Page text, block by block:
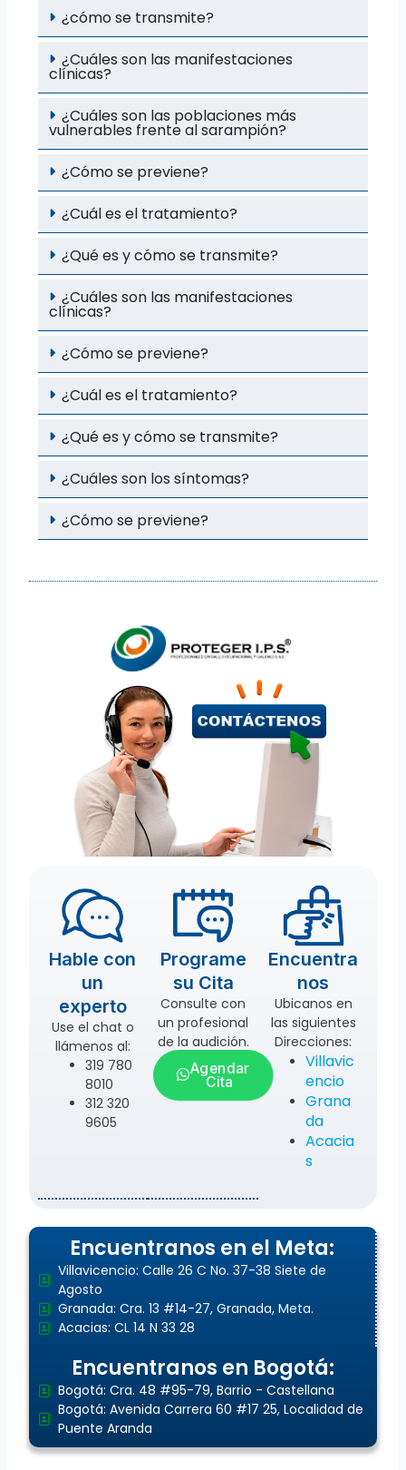
¿cómo se transmite?
¿Cuáles son las manifestaciones
clínicas?
¿Cuáles son las poblaciones más
vulnerables frente al sarampión?
¿Cómo se previene?
¿Cuál es el tratamiento?
¿Qué es y cómo se transmite?
¿Cuáles son las manifestaciones
clínicas?
¿Cómo se previene?
¿Cuál es el tratamiento?
¿Qué es y cómo se transmite?
¿Cuáles son los síntomas?
¿Cómo se previene?
Hable con
un
experto
Use el chat o
llámenos al:
319 780
8010
312 320
9605
Programe
su Cita
Consulte con
un profesional
de la audición.
Agendar
Cita
Encuentra
nos
Ubicanos en
las siguientes
Direcciones:
Villavic
encio
Grana
da
Acacia
s
Encuentranos en el Meta:
Villavicencio: Calle 26 C No. 37-38 Siete de
Agosto
Granada: Cra. 13 #14-27, Granada, Meta.
Acacias: CL 14 N 33 28
Encuentranos en Bogotá:
Bogotá: Cra. 48 #95-79, Barrio - Castellana
Bogotá: Avenida Carrera 60 #17 25, Localidad de
Puente Aranda